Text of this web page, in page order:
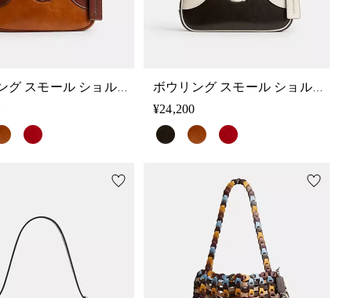
ボウリング スモール ショルダー バッグ ボウリング スモール ショルダー バッグ
¥24,200